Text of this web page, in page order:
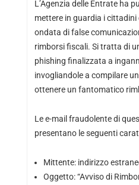
L’Agenzia delle Entrate ha
mettere in guardia i
ondata di false
rimborsi fiscali. Si tratta di
phishing finalizzata a
invogliandole a compilare
ottenere un fantomatico
Le e-mail fraudolente di
presentano le seguenti
Mittente: indirizzo
Oggetto: “Avviso di